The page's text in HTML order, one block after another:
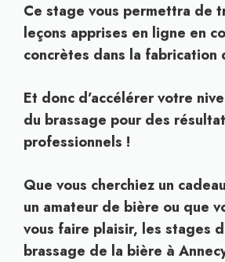
Ce stage vous permettra de
leçons apprises en ligne en
concrètes dans la fabrication
Et donc d’accélérer votre
du brassage pour des
professionnels !
Que vous cherchiez un
un amateur de bière ou que
vous faire plaisir, les stages
brassage de la bière à